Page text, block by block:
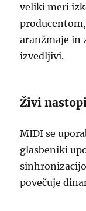
veliki meri
aranžmaje in
izvedljivi.
Živi
MIDI se
glasbeniki
povečuje